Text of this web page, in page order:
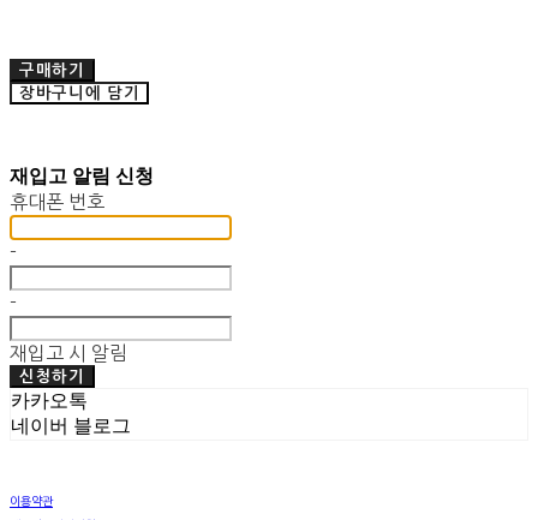
구매하기
장바구니에 담기
재입고 알림 신청
휴대폰 번호
-
-
재입고 시 알림
신청하기
카카오톡
네이버 블로그
이용약관